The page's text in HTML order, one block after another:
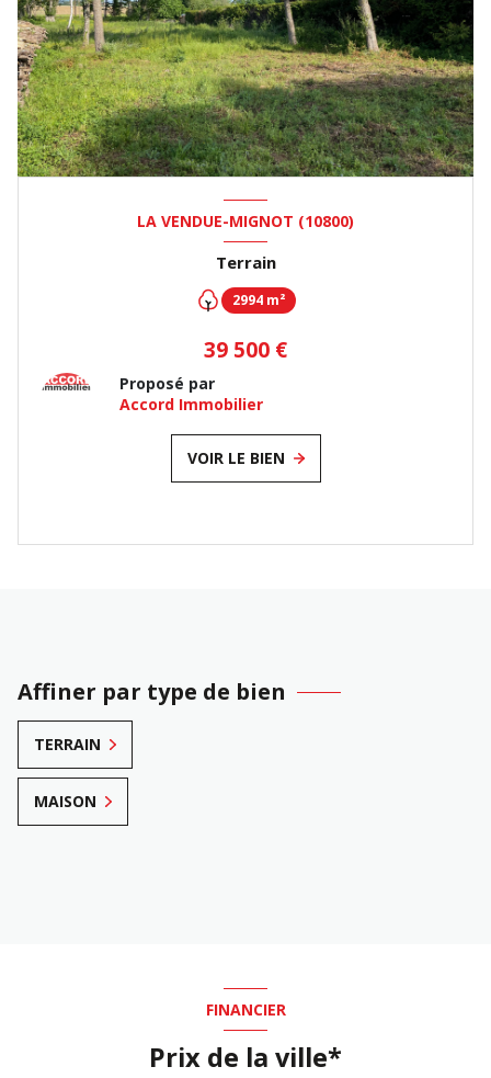
LA VENDUE-MIGNOT (10800)
Terrain
2994 m²
39 500 €
Proposé par
Accord Immobilier
VOIR LE BIEN
Affiner par type de bien
TERRAIN
MAISON
FINANCIER
Prix de la ville*